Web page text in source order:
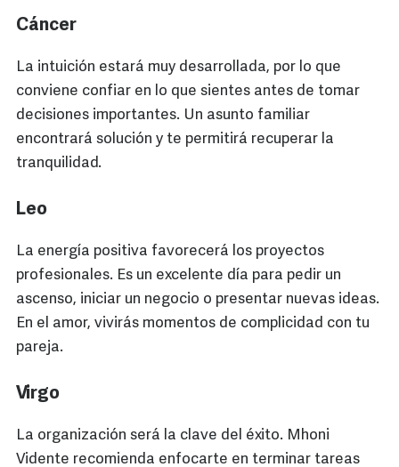
Cáncer
La intuición estará muy desarrollada, por lo que
conviene confiar en lo que sientes antes de tomar
decisiones importantes. Un asunto familiar
encontrará solución y te permitirá recuperar la
tranquilidad.
Leo
La energía positiva favorecerá los proyectos
profesionales. Es un excelente día para pedir un
ascenso, iniciar un negocio o presentar nuevas ideas.
En el amor, vivirás momentos de complicidad con tu
pareja.
Virgo
La organización será la clave del éxito. Mhoni
Vidente recomienda enfocarte en terminar tareas